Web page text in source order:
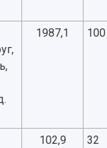
1987,1 100
102,9 32